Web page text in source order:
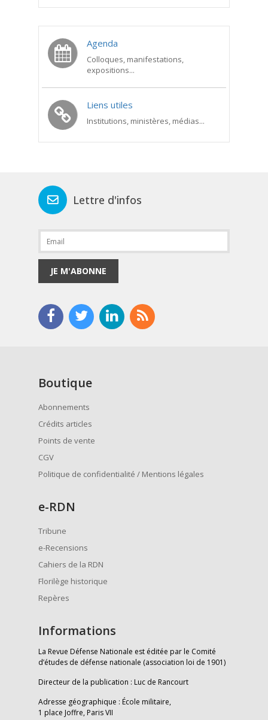
Agenda
Colloques, manifestations,
expositions...
Liens utiles
Institutions, ministères, médias...
Lettre d'infos
JE M'ABONNE
Boutique
Abonnements
Crédits articles
Points de vente
CGV
Politique de confidentialité / Mentions légales
e-RDN
Tribune
e-Recensions
Cahiers de la RDN
Florilège historique
Repères
Informations
La Revue Défense Nationale est éditée par le Comité
d’études de défense nationale (association loi de 1901)
Directeur de la publication : Luc de Rancourt
Adresse géographique : École militaire,
1 place Joffre, Paris VII